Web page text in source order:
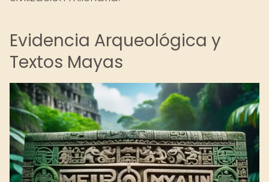
Evidencia Arqueológica y
Textos Mayas